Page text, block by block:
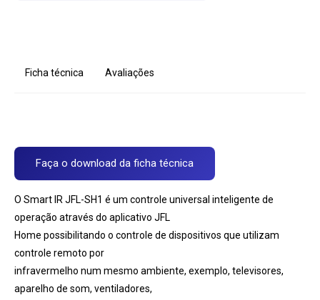
Ficha técnica Avaliações
Faça o download da ficha técnica
O Smart IR JFL-SH1 é um controle universal inteligente de
operação através do aplicativo JFL
Home possibilitando o controle de dispositivos que utilizam
controle remoto por
infravermelho num mesmo ambiente, exemplo, televisores,
aparelho de som, ventiladores,